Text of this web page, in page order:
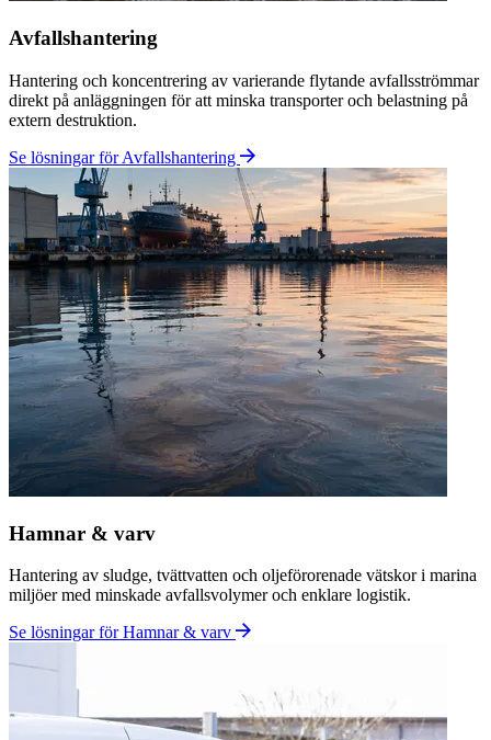
Raffinaderi & petrokemi
Koncentrering av oljehaltiga restströmmar, sludge och processvatten
i miljöer med höga krav på robust och driftsäker utrustning.
Se lösningar för Raffinaderi & petrokemi